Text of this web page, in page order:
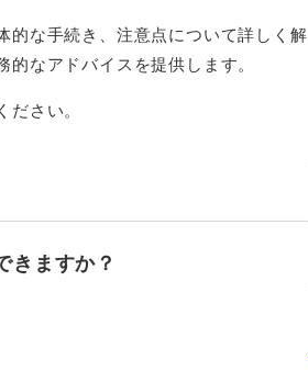
的な手続き、注意点について詳しく解
なアドバイスを提供します。
さい。
きますか？